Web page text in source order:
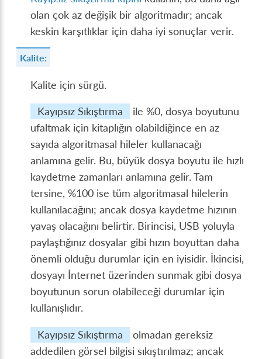
olan çok az değişik bir algoritmadır; ancak
keskin karşıtlıklar için daha iyi sonuçlar verir.
Kalite:
Kalite için sürgü.
Kayıpsız Sıkıştırma
ile %​0, dosya boyutunu
ufaltmak için kitaplığın olabildiğince en az
sayıda algoritmasal hileler kullanacağı
anlamına gelir. Bu, büyük dosya boyutu ile hızlı
kaydetme zamanları anlamına gelir. Tam
tersine, %​100 ise tüm algoritmasal hilelerin
kullanılacağını; ancak dosya kaydetme hızının
yavaş olacağını belirtir. Birincisi, USB yoluyla
paylaştığınız dosyalar gibi hızın boyuttan daha
önemli olduğu durumlar için en iyisidir. İkincisi,
dosyayı İnternet üzerinden sunmak gibi dosya
boyutunun sorun olabileceği durumlar için
kullanışlıdır.
Kayıpsız Sıkıştırma
olmadan gereksiz
addedilen görsel bilgisi sıkıştırılmaz; ancak